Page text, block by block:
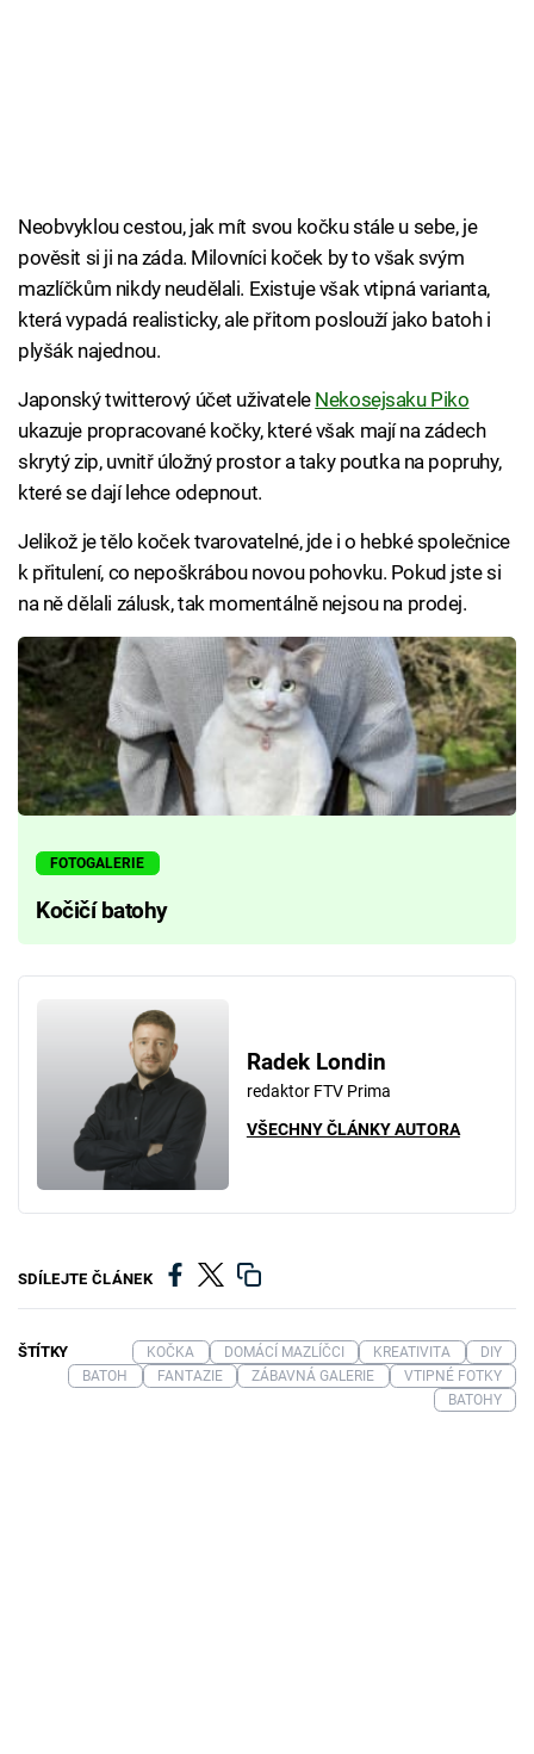
Neobvyklou cestou, jak mít svou kočku stále u sebe, je
pověsit si ji na záda. Milovníci koček by to však svým
mazlíčkům nikdy neudělali. Existuje však vtipná varianta,
která vypadá realisticky, ale přitom poslouží jako batoh i
plyšák najednou.
Japonský twitterový účet uživatele Nekosejsaku Piko
ukazuje propracované kočky, které však mají na zádech
skrytý zip, uvnitř úložný prostor a taky poutka na popruhy,
které se dají lehce odepnout.
Jelikož je tělo koček tvarovatelné, jde i o hebké společnice
k přitulení, co nepoškrábou novou pohovku. Pokud jste si
na ně dělali zálusk, tak momentálně nejsou na prodej.
FOTOGALERIE
Kočičí batohy
Radek Londin
redaktor FTV Prima
VŠECHNY ČLÁNKY AUTORA
SDÍLEJTE ČLÁNEK
ŠTÍTKY KOČKA DOMÁCÍ MAZLÍČCI KREATIVITA
DIY
BATOH
FANTAZIE ZÁBAVNÁ GALERIE
VTIPNÉ FOTKY
BATOHY